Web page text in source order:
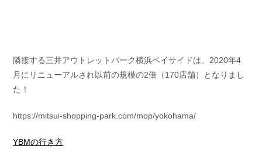
隣接する三井アウトレットパーク横浜ベイサイドは、2020年4
月にリニューアルされ以前の規模の2倍（170店舗）となりまし
た！
https://mitsui-shopping-park.com/mop/yokohama/
YBMの行き方